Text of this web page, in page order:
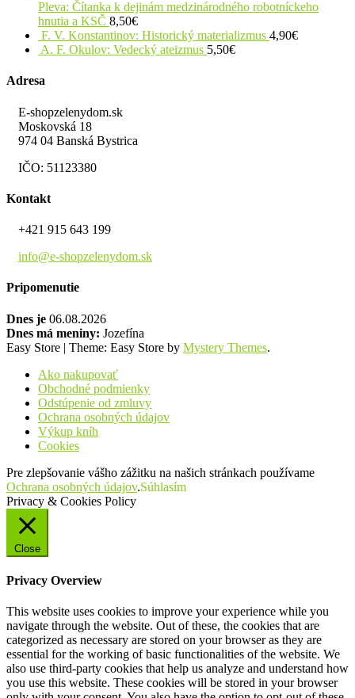
Pleva: Čítanka k dejinám medzinárodného robotníckeho
hnutia a KSČ 8,50€
F. V. Konstantinov: Historický materializmus 4,90€
A. F. Okulov: Vedecký ateizmus 5,50€
Adresa
E-shopzelenydom.sk
Moskovská 18
974 04 Banská Bystrica
IČO: 51123380
Kontakt
+421 915 643 199
info@e-shopzelenydom.sk
Pripomenutie
Dnes je 06.08.2026
Dnes má meniny: Jozefína
Easy Store | Theme: Easy Store by Mystery Themes.
Ako nakupovať
Obchodné podmienky
Odstúpenie od zmluvy
Ochrana osobných údajov
Výkup kníh
Cookies
Pre zlepšovanie vášho zážitku na našich stránkach používame
Ochrana osobných údajov.Súhlasím
Privacy & Cookies Policy
Close
Privacy Overview
This website uses cookies to improve your experience while you
navigate through the website. Out of these, the cookies that are
categorized as necessary are stored on your browser as they are
essential for the working of basic functionalities of the website. We
also use third-party cookies that help us analyze and understand how
you use this website. These cookies will be stored in your browser